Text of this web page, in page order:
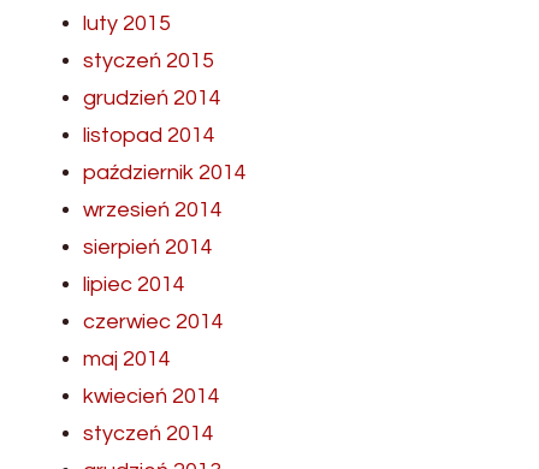
luty 2015
styczeń 2015
grudzień 2014
listopad 2014
październik 2014
wrzesień 2014
sierpień 2014
lipiec 2014
czerwiec 2014
maj 2014
kwiecień 2014
styczeń 2014